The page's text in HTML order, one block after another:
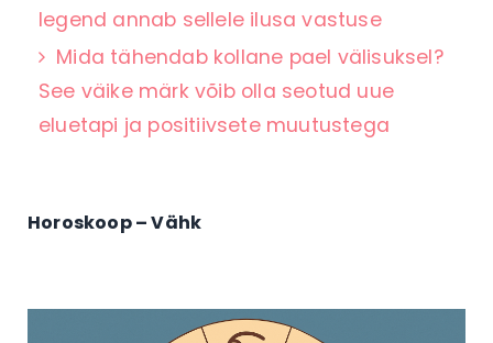
legend annab sellele ilusa vastuse
Mida tähendab kollane pael välisuksel?
See väike märk võib olla seotud uue
eluetapi ja positiivsete muutustega
Horoskoop – Vähk